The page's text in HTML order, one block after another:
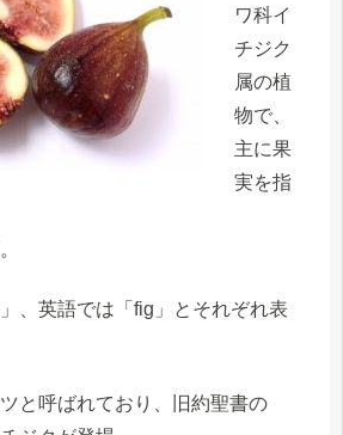
ワ科イ
チジク
属の植
物で、
主に果
実を指
、英語では「fig」とそれぞれ表
と呼ばれており、旧約聖書の